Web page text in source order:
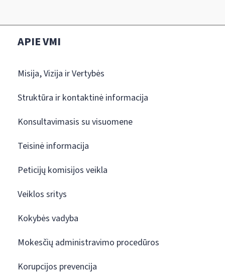
APIE VMI
Misija, Vizija ir Vertybės
Struktūra ir kontaktinė informacija
Konsultavimasis su visuomene
Teisinė informacija
Peticijų komisijos veikla
Veiklos sritys
Kokybės vadyba
Mokesčių administravimo procedūros
Korupcijos prevencija